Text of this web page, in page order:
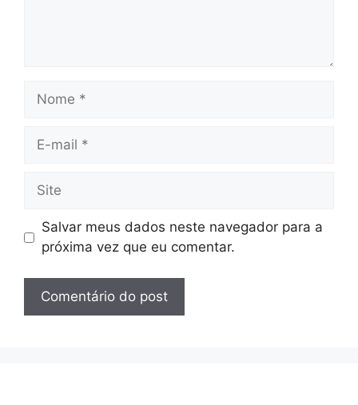
Nome
Site
Salvar meus dados neste navegador para a
próxima vez que eu comentar.